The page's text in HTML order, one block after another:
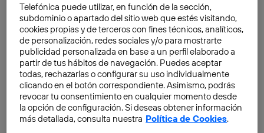
palma, gracias a su gran capacidad de análisis, de
suma importancia en cualquier sector que pueda
valerse de las ventajas delbig data.
El informe, realizado con la colaboración de312
responsables de recursos humanosde compañías
con más de 250 y 500 empleados, asegura que “el
50% de la fuerza laboral de 2020 estará integrada por
la generación de losmillennials”. SegúnLoles Sala
Telefónica puede utilizar, en función de la sección,
subdominio o apartado del sitio web que estés visitando,
cookies propias y de terceros con fines técnicos, analíticos,
de personalización, redes sociales y/o para mostrarte
publicidad personalizada en base a un perfil elaborado a
partir de tus hábitos de navegación. Puedes aceptar
todas, rechazarlas o configurar su uso individualmente
clicando en el botón correspondiente. Asimismo, podrás
revocar tu consentimiento en cualquier momento desde
la opción de configuración. Si deseas obtener información
más detallada, consulta nuestra Política de Cookies.